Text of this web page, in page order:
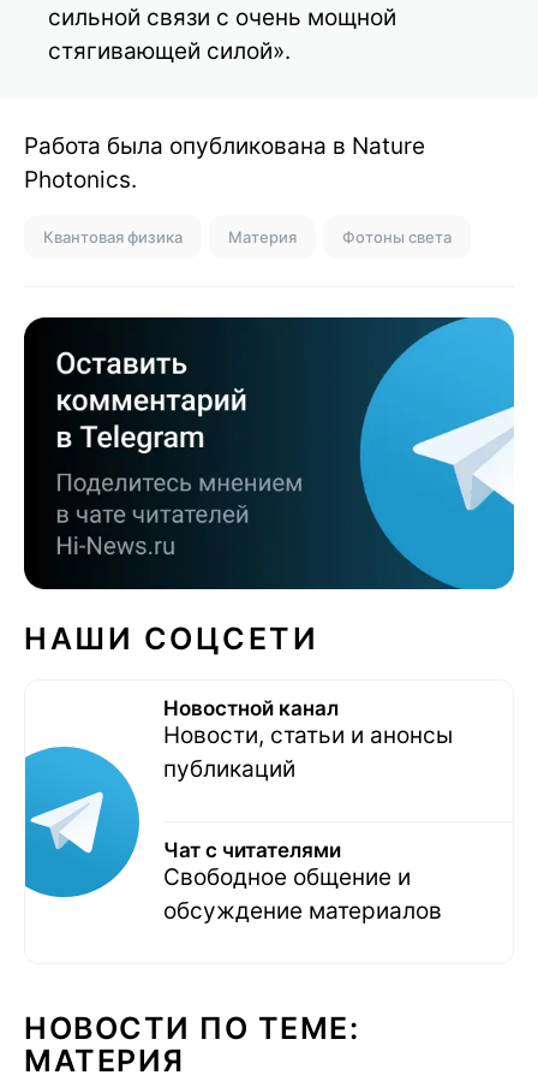
сильной связи с очень мощной
стягивающей силой».
Работа была опубликована в Nature
Photonics.
Квантовая физика Материя Фотоны света
НАШИ СОЦСЕТИ
Новостной канал
Новости, статьи и анонсы
публикаций
Чат с читателями
Свободное общение и
обсуждение материалов
НОВОСТИ ПО ТЕМЕ:
МАТЕРИЯ